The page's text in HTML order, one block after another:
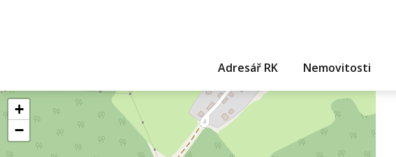
Adresář RK Nemovitosti
+
−